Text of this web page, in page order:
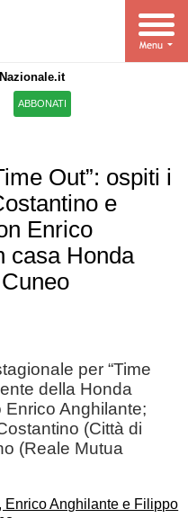
ABBONATI
Out”: ospiti i
e
Enrico
casa Honda
per “Time
della Honda
Anghilante;
(Città di
(Reale Mutua